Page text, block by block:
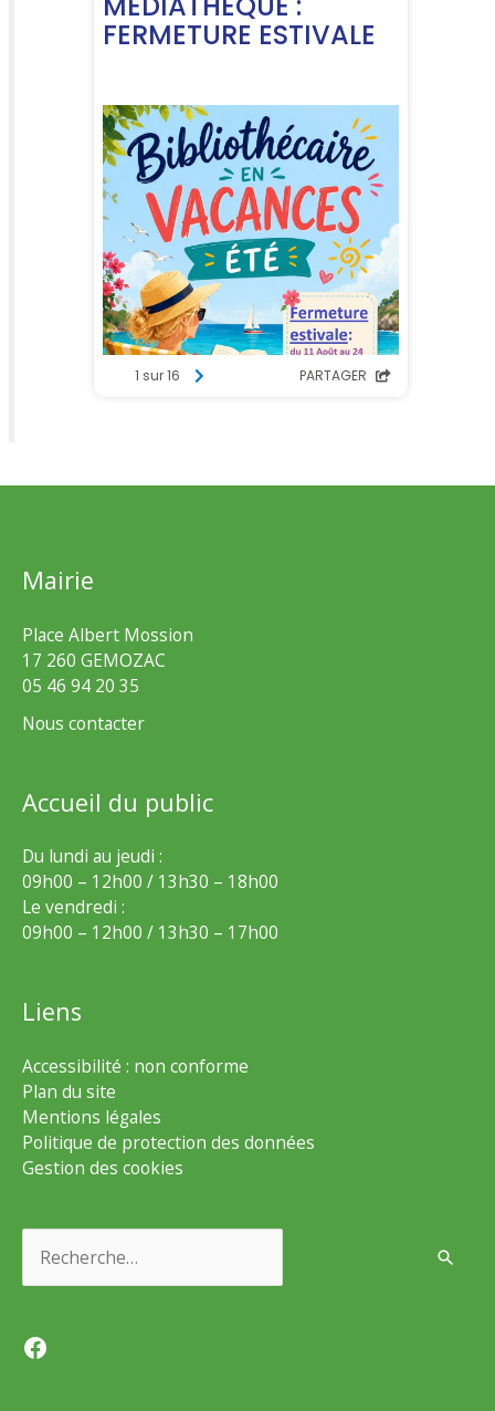
Mairie
Place Albert Mossion
17 260 GEMOZAC
05 46 94 20 35
Nous contacter
Accueil du public
Du lundi au jeudi :
09h00 – 12h00 / 13h30 – 18h00
Le vendredi :
09h00 – 12h00 / 13h30 – 17h00
Liens
Accessibilité : non conforme
Plan du site
Mentions légales
Politique de protection des données
Gestion des cookies
Facebook